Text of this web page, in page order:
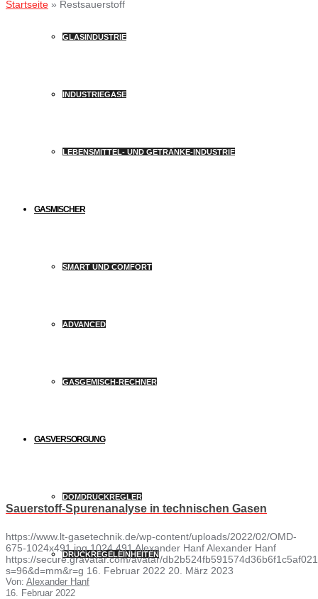
GLASINDUSTRIE
INDUSTRIEGASE
LEBENSMITTEL- UND GETRÄNKE-INDUSTRIE
GASMISCHER
SMART UND COMFORT
ADVANCED
GASGEMISCH-RECHNER
GASVERSORGUNG
DOMDRUCKREGLER
DRUCKREGELEINHEITEN
Startseite » Restsauerstoff
Sauerstoff-Spurenanalyse in technischen Gasen
https://www.lt-gasetechnik.de/wp-content/uploads/2022/02/OMD-
675-1024x491.jpg 1024 491Alexander HanfAlexander Hanf
https://secure.gravatar.com/avatar/
s=96&d=mm&r=g 16. Februar 2022 20. März 2023
Von: Alexander Hanf
16. Februar 2022